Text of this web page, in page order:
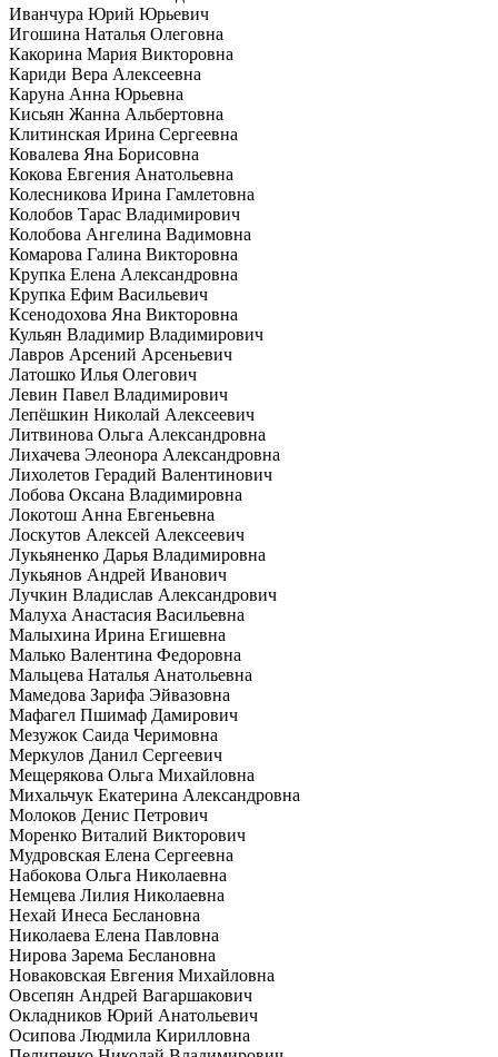
Иванчура Юрий Юрьевич
Игошина Наталья Олеговна
Какорина Мария Викторовна
Кариди Вера Алексеевна
Каруна Анна Юрьевна
Кисьян Жанна Альбертовна
Клитинская Ирина Сергеевна
Ковалева Яна Борисовна
Кокова Евгения Анатольевна
Колесникова Ирина Гамлетовна
Колобов Тарас Владимирович
Колобова Ангелина Вадимовна
Комарова Галина Викторовна
Крупка Елена Александровна
Крупка Ефим Васильевич
Ксенодохова Яна Викторовна
Кульян Владимир Владимирович
Лавров Арсений Арсеньевич
Латошко Илья Олегович
Левин Павел Владимирович
Лепёшкин Николай Алексеевич
Литвинова Ольга Александровна
Лихачева Элеонора Александровна
Лихолетов Герадий Валентинович
Лобова Оксана Владимировна
Локотош Анна Евгеньевна
Лоскутов Алексей Алексеевич
Лукьяненко Дарья Владимировна
Лукьянов Андрей Иванович
Лучкин Владислав Александрович
Малуха Анастасия Васильевна
Малыхина Ирина Егишевна
Малько Валентина Федоровна
Мальцева Наталья Анатольевна
Мамедова Зарифа Эйвазовна
Мафагел Пшимаф Дамирович
Мезужок Саида Черимовна
Меркулов Данил Сергеевич
Мещерякова Ольга Михайловна
Михальчук Екатерина Александровна
Молоков Денис Петрович
Моренко Виталий Викторович
Мудровская Елена Сергеевна
Набокова Ольга Николаевна
Немцева Лилия Николаевна
Нехай Инеса Беслановна
Николаева Елена Павловна
Нирова Зарема Беслановна
Новаковская Евгения Михайловна
Овсепян Андрей Вагаршакович
Окладников Юрий Анатольевич
Осипова Людмила Кирилловна